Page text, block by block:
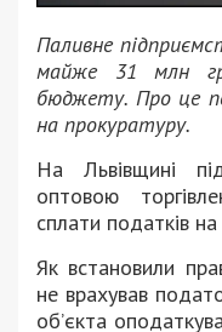
Паливне
майже 31 млн
бюджету. Про це
на прокуратуру.
На Львівщині
оптовою
сплати податків
Як встановили
не врахував
об’єкта